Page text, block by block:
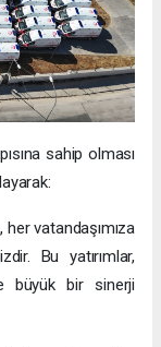
sahip olması
vatandaşımıza
Bu yatırımlar,
büyük bir sinerji